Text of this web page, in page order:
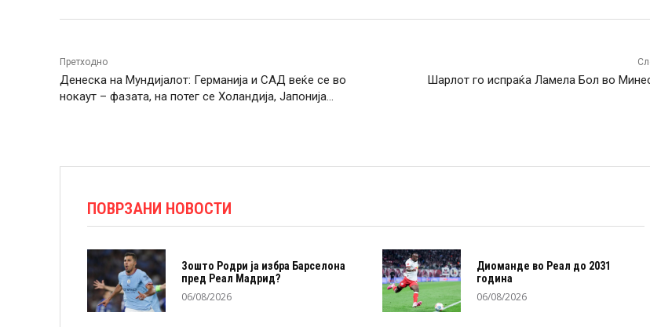
Претходно
Денеска на Мундијалот: Германија и САД веќе се во
нокаут – фазата, на потег се Холандија, Јапонија…
Шарлот го испраќа Ламела Бол во
ПОВРЗАНИ НОВОСТИ
Зошто Родри ја избра Барселона
пред Реал Мадрид?
06/08/2026
Диоманде во Реал до 2031
година
06/08/2026